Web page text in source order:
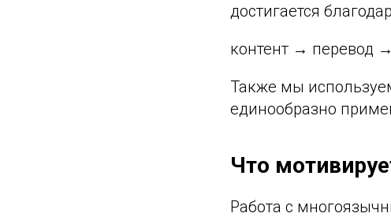
достигается
контент → перевод
Также мы
единообразно
Что
Работа с